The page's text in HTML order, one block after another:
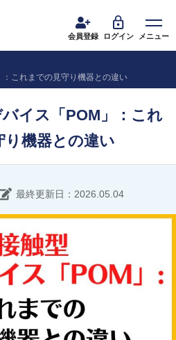
会員登録 ログイン メニュー
これまでの見守り機器との違い
イス「POM」：これ
り機器との違い
最終更新日：2026.05.04